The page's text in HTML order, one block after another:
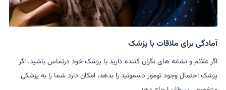
آمادگی برای ملاقات با پزشک
اگر علائم و نشانه های نگران کننده دارید با پزشک خود درتماس باشید. اگر
پزشک احتمال وجود تومور دسموئید را بدهد، امکان دارد شما را به پزشکی